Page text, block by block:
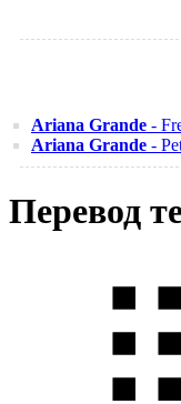
Ariana Grande -
Ariana Grande -
Перевод